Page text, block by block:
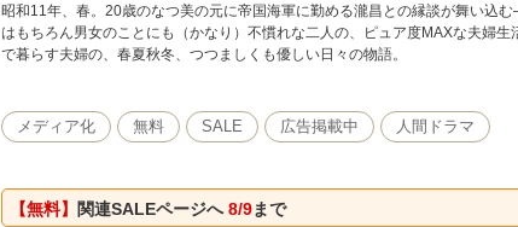
昭和11年、春。20歳のなつ美の元に帝国海軍に勤める瀧昌との縁談が舞い込
はもちろん男女のことにも（かなり）不慣れな二人の、ピュア度MAXな夫婦
で暮らす夫婦の、春夏秋冬、つつましくも優しい日々の物語。
メディア化 無料 SALE 広告掲載中 人間ドラマ
【無料】 関連SALEページへ8/9まで